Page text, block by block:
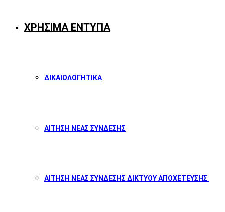
ΧΡΗΣΙΜΑ ΕΝΤΥΠΑ
ΔΙΚΑΙΟΛΟΓΗΤΙΚΑ
ΑΙΤΗΣΗ ΝΕΑΣ ΣΥΝΔΕΣΗΣ
ΑΙΤΗΣΗ ΝΕΑΣ ΣΥΝΔΕΣΗΣ ΔΙΚΤΥΟΥ ΑΠΟΧΕΤΕΥΣΗΣ